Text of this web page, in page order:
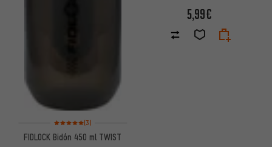
Valoración media: 5 de 5 basada en 3 reseñas
(3)
FIDLOCK Bidón 450 ml TWIST
5,99€